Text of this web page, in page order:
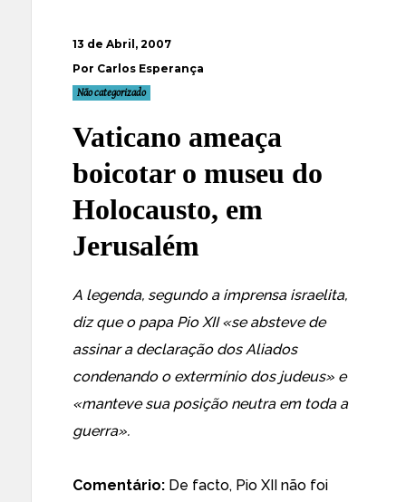
13 de Abril, 2007
Por Carlos Esperança
Não categorizado
Vaticano ameaça
boicotar o museu do
Holocausto, em
Jerusalém
A legenda, segundo a imprensa israelita,
diz que o papa Pio XII «se absteve de
assinar a declaração dos Aliados
condenando o extermínio dos judeus» e
«manteve sua posição neutra em toda a
guerra».
Comentário: De facto, Pio XII não foi